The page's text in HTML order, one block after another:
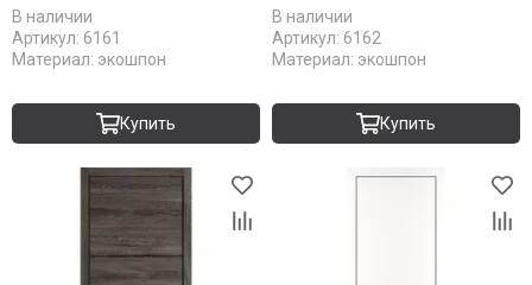
mould
В наличии
Артикул: 6161
Материал: экошпон
Купить
алюминиевый молдинг black
mould
В наличии
Артикул: 6162
Материал: экошпон
Купить